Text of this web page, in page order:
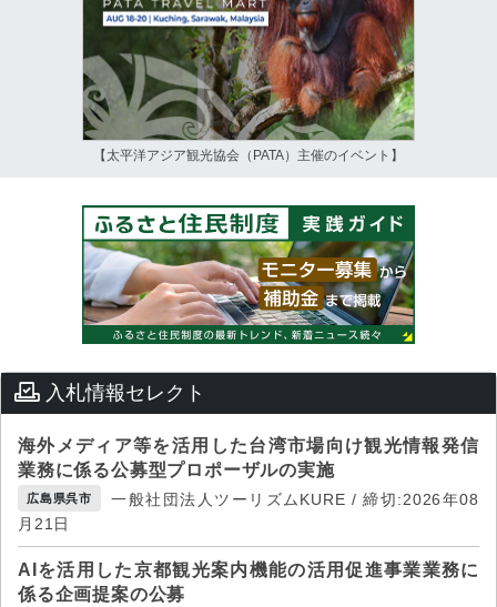
【太平洋アジア観光協会（PATA）主催のイベント】
入札情報セレクト
海外メディア等を活用した台湾市場向け観光情報発信
業務に係る公募型プロポーザルの実施
広島県呉市
一般社団法人ツーリズムKURE / 締切:2026年08
月21日
AIを活用した京都観光案内機能の活用促進事業業務に
係る企画提案の公募